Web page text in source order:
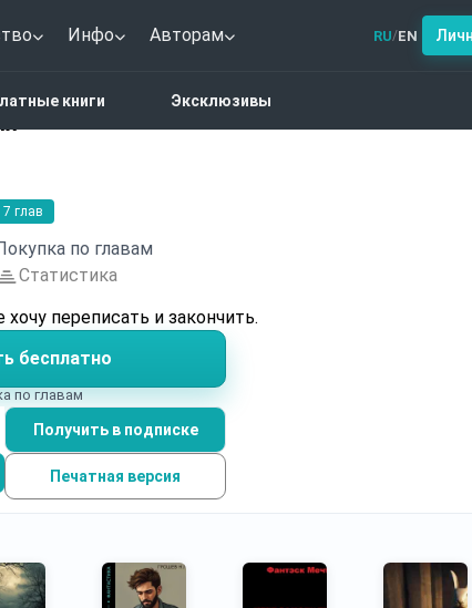
Инфо Авторам RU/EN
книги Эксклюзивы
7 глав
по главам
Статистика
переписать и закончить.
бесплатно
по главам
Получить в подписке
Печатная версия